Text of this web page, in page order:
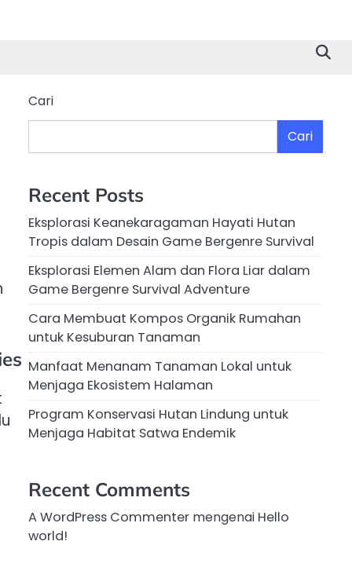
Cari
Cari
Recent Posts
Eksplorasi Keanekaragaman Hayati Hutan
Tropis dalam Desain Game Bergenre Survival
Eksplorasi Elemen Alam dan Flora Liar dalam
Game Bergenre Survival Adventure
Cara Membuat Kompos Organik Rumahan
untuk Kesuburan Tanaman
Manfaat Menanam Tanaman Lokal untuk
Menjaga Ekosistem Halaman
Program Konservasi Hutan Lindung untuk
Menjaga Habitat Satwa Endemik
Recent Comments
A WordPress Commenter mengenai Hello
world!